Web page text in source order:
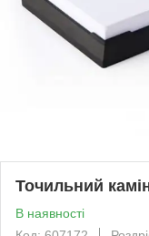
Точильний
В наявності